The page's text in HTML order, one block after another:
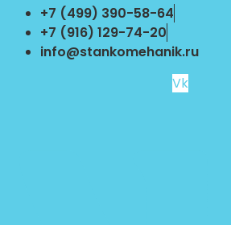
Перейти
содержимому
+7 (499) 390-58-64
+7 (916) 129-74-20
info@stankomehanik.ru
Vk